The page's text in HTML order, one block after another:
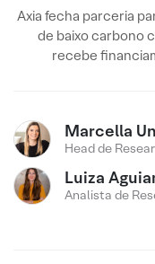
Axia fecha parceria
de baixo carbono
recebe
Marcella
Head de
Luiza
Analista de